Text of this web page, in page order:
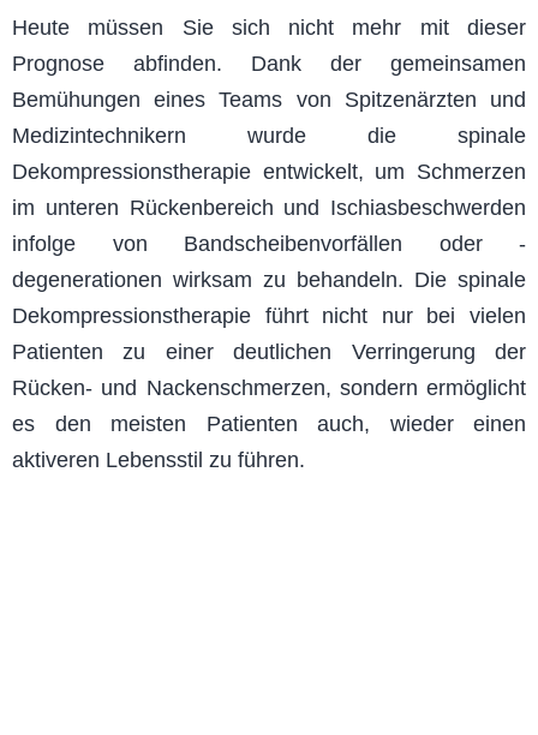
Heute müssen Sie sich nicht mehr mit dieser
Prognose abfinden. Dank der gemeinsamen
Bemühungen eines Teams von Spitzenärzten und
Medizintechnikern wurde die spinale
Dekompressionstherapie entwickelt, um Schmerzen
im unteren Rückenbereich und Ischiasbeschwerden
infolge von Bandscheibenvorfällen oder -
degenerationen wirksam zu behandeln. Die spinale
Dekompressionstherapie führt nicht nur bei vielen
Patienten zu einer deutlichen Verringerung der
Rücken- und Nackenschmerzen, sondern ermöglicht
es den meisten Patienten auch, wieder einen
aktiveren Lebensstil zu führen.